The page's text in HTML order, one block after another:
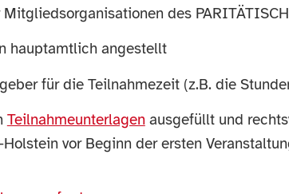
des
hauptamtlich angestellt
für die Teilnahmezeit (z.B. die
Teilnahmeunterlagen ausgefüllt und
vor Beginn der ersten